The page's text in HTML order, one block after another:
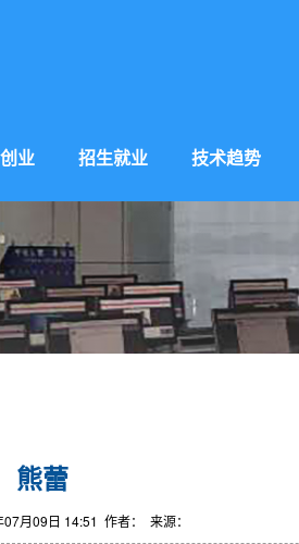
业 招生就业 技术趋势
熊蕾
月09日 14:51 作者： 来源：